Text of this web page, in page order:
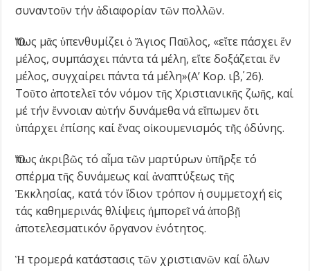
συναντοῦν τήν ἀδιαφορίαν τῶν πολλῶν.
Ὅπως μᾶς ὑπενθυμίζει ὁ Ἅγιος Παῦλος, «εἴτε πάσχει ἕν
μέλος, συμπάσχει πάντα τά μέλη, εἴτε δοξάζεται ἕν
μέλος, συγχαίρει πάντα τά μέλη»(Α’ Κορ. ιβ΄, 26).
Τοῦτο ἀποτελεῖ τόν νόμον τῆς Χριστιανικῆς ζωῆς, καί
μέ τήν ἔννοιαν αὐτήν δυνάμεθα νά εἴπωμεν ὅτι
ὑπάρχει ἐπίσης καί ἕνας οἰκουμενισμός τῆς ὀδύνης.
Ὅπως ἀκριβῶς τό αἷμα τῶν μαρτύρων ὑπῆρξε τό
σπέρμα τῆς δυνάμεως καί ἀναπτύξεως τῆς
Ἐκκλησίας, κατά τόν ἴδιον τρόπον ἡ συμμετοχή εἰς
τάς καθημερινάς θλίψεις ἠμπορεῖ νά ἀποβῇ
ἀποτελεσματικόν ὄργανον ἑνότητος.
Ἡ τρομερά κατάστασις τῶν χριστιανῶν καί ὅλων